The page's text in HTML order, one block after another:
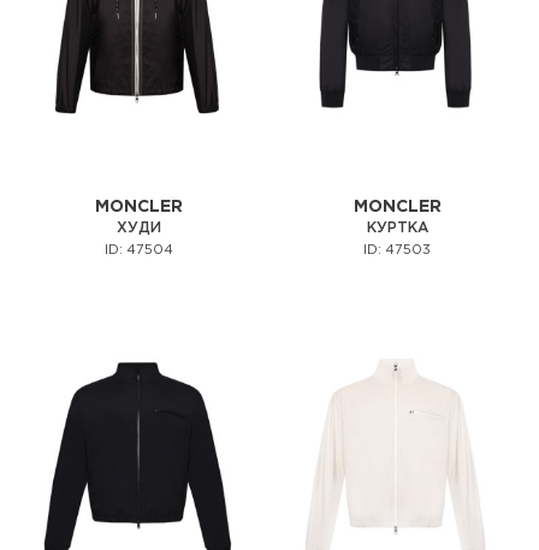
MONCLER
ХУДИ
ID: 47504
MONCLER
КУРТКА
ID: 47503